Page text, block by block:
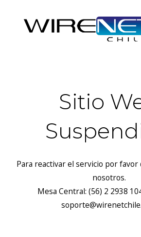
Sitio
Para reactivar el servicio por favor
nosotros.
Mesa Central: (56) 2 2938